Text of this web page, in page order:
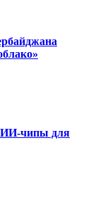
ИИ-чипы для